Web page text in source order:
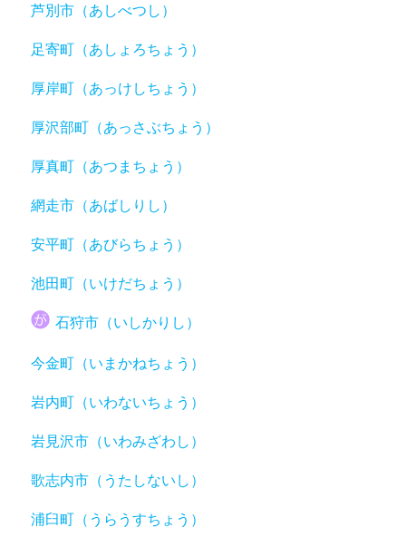
芦別市（あしべつし）
足寄町（あしょろちょう）
厚岸町（あっけしちょう）
厚沢部町（あっさぶちょう）
厚真町（あつまちょう）
網走市（あばしりし）
安平町（あびらちょう）
池田町（いけだちょう）
石狩市（いしかりし）
今金町（いまかねちょう）
岩内町（いわないちょう）
岩見沢市（いわみざわし）
歌志内市（うたしないし）
浦臼町（うらうすちょう）